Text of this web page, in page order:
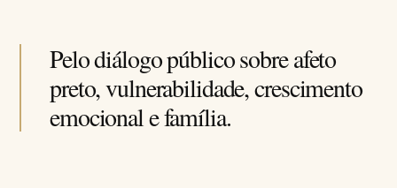
Pelo diálogo público sobre afeto
preto, vulnerabilidade, crescimento
emocional e família.